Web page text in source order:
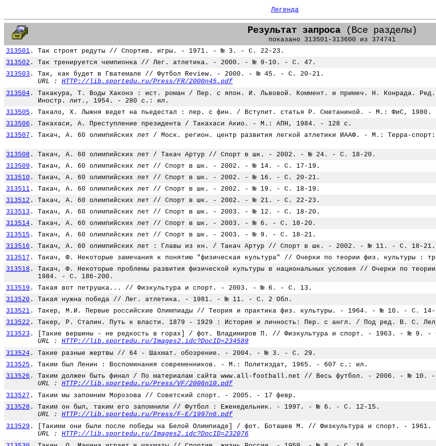
Легенда
Результат запроса(Все разделы)
показано 313501-313600 из 374741
313501 . Так строят редуты // Спортив. игры. - 1971. - № 3. - С. 22-23.
313502 . Так тренируется чемпионка // Лег. атлетика. - 2000. - № 9-10. - С. 47.
313503 .
Так, как будет в Гватемале // Футбол Review. - 2000. - № 45. - С. 20-21.
URL : HTTP://lib.sportedu.ru/Press/FR/2000n45.pdf
313504 .
Такакура, Т. Воды Хаконэ : ист. роман / Пер. с япон. И. Львовой. Коммент. и примеч. Н. Конрада.
Иностр. лит., 1954. - 280 с.: ил.
313505 . Такало, Х. Лыжня ведет на пьедестал : пер. с фин. / Вступит. статья Р. Сметаниной. - М.: ФиС,
313506 . Такахаси, А. Преступление президента / Такахаси Акио. - М.: АПН, 1984. - 128 с.
313507 . Такач, А. 60 олимпийских лет / Моск. регион. центр развития легкой атлетики ИААФ. - М.: Терра-
313508 . Такач, А. 60 олимпийских лет / Такач Артур // Спорт в шк. - 2002. - № 24. - С. 18-20.
313509 . Такач, А. 60 олимпийских лет // Спорт в шк. - 2002. - № 14. - С. 17-19.
313510 . Такач, А. 60 олимпийских лет // Спорт в шк. - 2002. - № 16. - С. 20-21.
313511 . Такач, А. 60 олимпийских лет // Спорт в шк. - 2002. - № 19. - С. 18-19.
313512 . Такач, А. 60 олимпийских лет // Спорт в шк. - 2002. - № 21. - С. 22-23.
313513 . Такач, А. 60 олимпийских лет // Спорт в шк. - 2003. - № 12. - С. 18-20.
313514 . Такач, А. 60 олимпийских лет // Спорт в шк. - 2003. - № 6. - С. 18-20.
313515 . Такач, А. 60 олимпийских лет // Спорт в шк. - 2003. - № 9. - С. 18-21.
313516 . Такач, А. 60 олимпийских лет : Главы из кн. / Такач Артур // Спорт в шк. - 2002. - № 11. - С. 18-21.
313517 . Такач, Ф. Некоторые замечания к понятию "физическая культура" // Очерки по теории физ.
313518 .
Такач, Ф. Некоторые проблемы развития физической культуры в национальных условия // Очерки по
1984. - С. 186-200.
313519 . Такая вот петрушка... // Физкультура и спорт. - 2003. - № 6. - С. 13.
313520 . Такая нужна победа // Лег. атлетика. - 1981. - № 11. - С. 2 Обл.
313521 . Такер, М.И. Первые российские Олимпиады // Теория и практика физ. культуры. - 1964. - № 10. - С. 14-
313522 . Такер, Р. Сталин. Путь к власти. 1879 - 1929 : История и личность: Пер. с англ. / Под ред. В. С.
313523 .
[Такие вершины - не редкость в горах] / фот. Владимиров П. // Физкультура и спорт. - 1963. - № 9. -
URL : HTTP://lib.sportedu.ru/Images2.idc?DocID=234589
313524 . Такие разные жертвы // 64 - Шахмат. обозрение. - 2004. - № 3. - С. 29.
313525 . Таким был Ленин : Воспоминания современников. - М.: Политиздат, 1965. - 607 с.: ил.
313526 .
Таким должен быть финал / По материалам сайта www.all-football.net // Весь футбол. - 2006. - № 10.
URL : HTTP://lib.sportedu.ru/Press/VF/2006n10.pdf
313527 . Таким мы запомним Морозова // Советский спорт. - 2005. - 17 февр.
313528 .
Таким он был, таким его запомнили // Футбол : Еженедельник. - 1997. - № 6. - С. 12-15.
URL : HTTP://lib.sportedu.ru/Press/F-E/1997n6.pdf
313529 .
[Такими они были после победы на Белой Олимпиаде] / фот. Боташев М. // Физкультура и спорт. -
URL : HTTP://lib.sportedu.ru/Images2.idc?DocID=232076